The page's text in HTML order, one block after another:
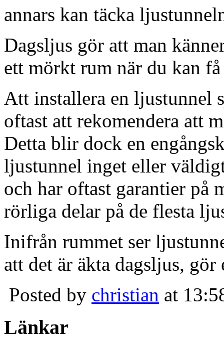
annars kan täcka
Dagsljus gör att man
ett mörkt rum när du kan
Att installera en ljustunnel
oftast att rekomendera att
Detta blir dock en
ljustunnel inget eller
och har oftast garantier på
rörliga delar på de flesta
Inifrån rummet ser
att det är äkta dagsljus,
Posted by christian at
Länkar